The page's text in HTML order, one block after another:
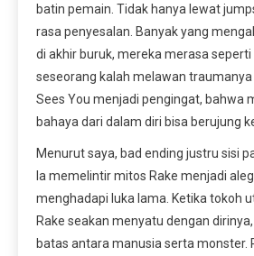
batin pemain. Tidak hanya lewat
rasa penyesalan. Banyak yang
di akhir buruk, mereka merasa
seseorang kalah melawan traumanya
Sees You menjadi pengingat, bahwa
bahaya dari dalam diri bisa berujung
Menurut saya, bad ending justru sisi
Ia memelintir mitos Rake menjadi
menghadapi luka lama. Ketika tokoh
Rake seakan menyatu dengan
batas antara manusia serta